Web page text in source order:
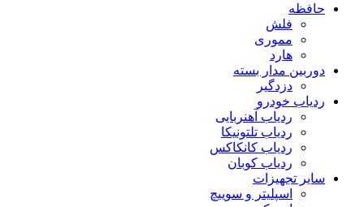
حافظه
فلش
مموری
هارد
دوربین مدار بسته
دزدگیر
ردیاب خودرو
ردیاب آهنربایی
ردیاب تلتونیکا
ردیاب کانکاکس
ردیاب کوبان
سایر تجهیزات
اسپلیتر و سوییچ